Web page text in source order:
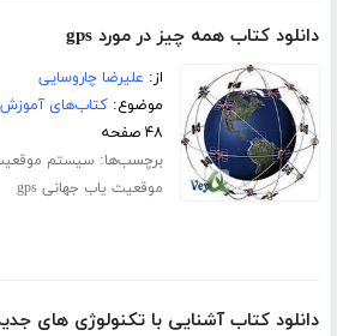
دانلود کتاب همه چیز در مورد gps
از: علیرضا چاروسایی
موضوع:کتاب‌های آموزش
۴۸ صفحه
برچسب‌ها: سیستم
موقعیت یاب جهانی gps
دانلود کتاب آشنایی با تکنولوژی های